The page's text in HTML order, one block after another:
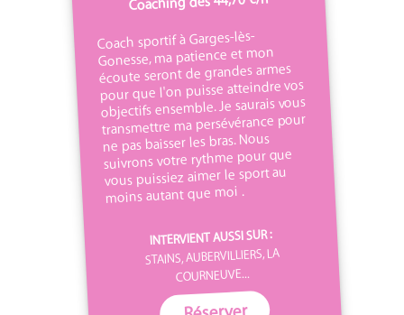
Coach sportif à Garges-lès-
Gonesse, ma patience et mon
écoute seront de grandes armes
pour que l'on puisse atteindre vos
objectifs ensemble. Je saurais vous
transmettre ma persévérance pour
ne pas baisser les bras. Nous
suivrons votre rythme pour que
vous puissiez aimer le sport au
moins autant que moi .
INTERVIENT AUSSI SUR :
STAINS, AUBERVILLIERS, LA
COURNEUVE...